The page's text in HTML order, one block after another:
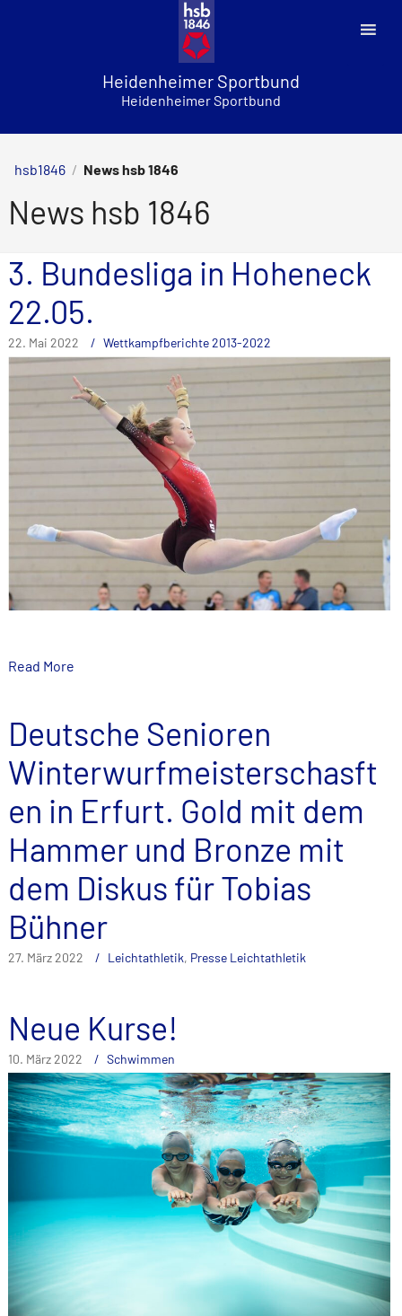
Heidenheimer Sportbund
Heidenheimer Sportbund
hsb1846 / News hsb 1846
News hsb 1846
3. Bundesliga in Hoheneck
22.05.
22. Mai 2022 Wettkampfberichte 2013-2022
Read More
Deutsche Senioren
Winterwurfmeisterschasft
en in Erfurt. Gold mit dem
Hammer und Bronze mit
dem Diskus für Tobias
Bühner
27. März 2022 Leichtathletik, Presse Leichtathletik
Neue Kurse!
10. März 2022 Schwimmen